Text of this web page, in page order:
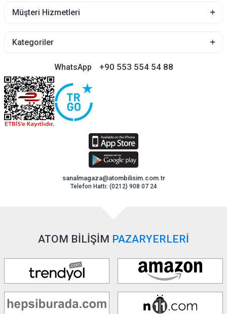
Müşteri Hizmetleri
Kategoriler
WhatsApp +90 553 554 54 88
sanalmagaza@atombilisim.com.tr
Telefon Hattı: (0212) 908 07 24
ATOM BİLİŞİM PAZARYERLERİ